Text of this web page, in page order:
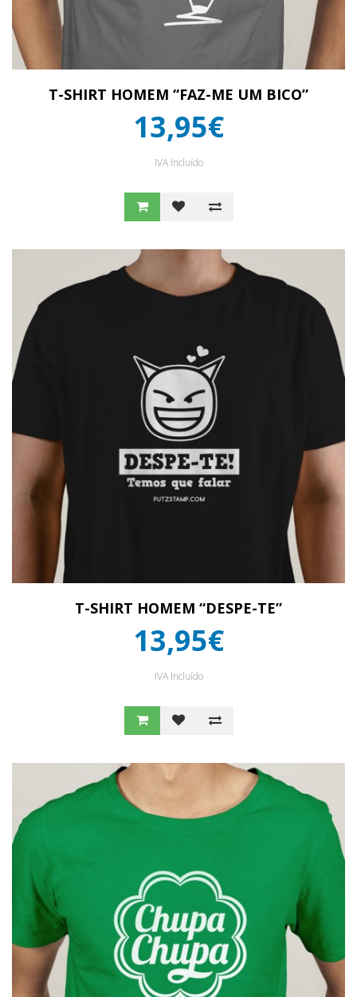
T-SHIRT HOMEM “FAZ-ME UM BICO”
13,95€
IVA Incluído
T-SHIRT HOMEM “DESPE-TE”
13,95€
IVA Incluído